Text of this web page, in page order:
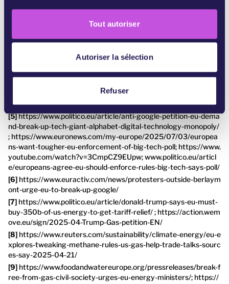
t
Tout autoriser
Autoriser la sélection
Refuser
https://protectnotsurveil.eu/uploads/ProtectNotSurveil-Eur
s/STUD/2025/765787/EPRS_STU(2025)765787_EN.pdf ; http
s://euobserver.com/migration/ar62dea65a
to-the-commission-but-still-legitimises-an-expanding-surveillan
ce-regime/
nd-spanish-public-back-tough-eu-stance-on-big-tech-despite-ri
sk-to-trump-relations/
https://www.politico.eu/article/anti-google-petition-eu-dema
nd-break-up-tech-giant-alphabet-digital-technology-monopoly/
; https://www.euronews.com/my-europe/2025/07/03/europea
ns-want-tougher-eu-enforcement-of-big-tech-poll; https://www.
youtube.com/watch?v=3CmpCZ9EUpw; www.politico.eu/articl
e/europeans-agree-eu-should-enforce-rules-big-tech-says-poll/
https://www.euractiv.com/news/protesters-outside-berlaym
ont-urge-eu-to-break-up-google/
https://www.politico.eu/article/donald-trump-says-eu-must-
buy-350b-of-us-energy-to-get-tariff-relief/ ; https://action.wem
ove.eu/sign/2025-04-Trump-Gas-petition-EN/
https://www.reuters.com/sustainability/climate-energy/eu-e
xplores-tweaking-methane-rules-us-gas-help-trade-talks-sourc
es-say-2025-04-21/
https://www.foodandwatereurope.org/pressreleases/break-f
ree-from-gas-civil-society-urges-eu-energy-ministers/; https://